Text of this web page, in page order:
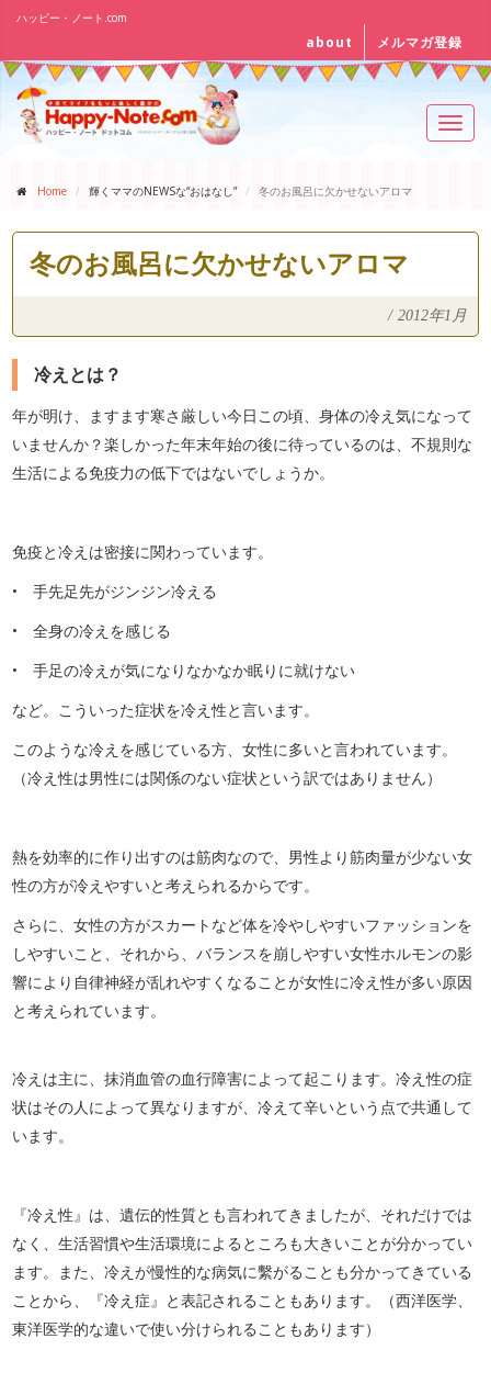
ハッピー・ノート.com
about メルマガ登録
Home 輝くママのNEWSな“おはなし” 冬のお風呂に欠かせないアロマ
冬のお風呂に欠かせないアロマ
/ 2012年1月
冷えとは？
年が明け、ますます寒さ厳しい今日この頃、身体の冷え気になって
いませんか？楽しかった年末年始の後に待っているのは、不規則な
生活による免疫力の低下ではないでしょうか。
免疫と冷えは密接に関わっています。
• 手先足先がジンジン冷える
• 全身の冷えを感じる
• 手足の冷えが気になりなかなか眠りに就けない
など。こういった症状を冷え性と言います。
このような冷えを感じている方、女性に多いと言われています。
（冷え性は男性には関係のない症状という訳ではありません）
熱を効率的に作り出すのは筋肉なので、男性より筋肉量が少ない女
性の方が冷えやすいと考えられるからです。
さらに、女性の方がスカートなど体を冷やしやすいファッションを
しやすいこと、それから、バランスを崩しやすい女性ホルモンの影
響により自律神経が乱れやすくなることが女性に冷え性が多い原因
と考えられています。
冷えは主に、抹消血管の血行障害によって起こります。冷え性の症
状はその人によって異なりますが、冷えて辛いという点で共通して
います。
『冷え性』は、遺伝的性質とも言われてきましたが、それだけでは
なく、生活習慣や生活環境によるところも大きいことが分かってい
ます。また、冷えが慢性的な病気に繫がることも分かってきている
ことから、『冷え症』と表記されることもあります。（西洋医学、
東洋医学的な違いで使い分けられることもあります）